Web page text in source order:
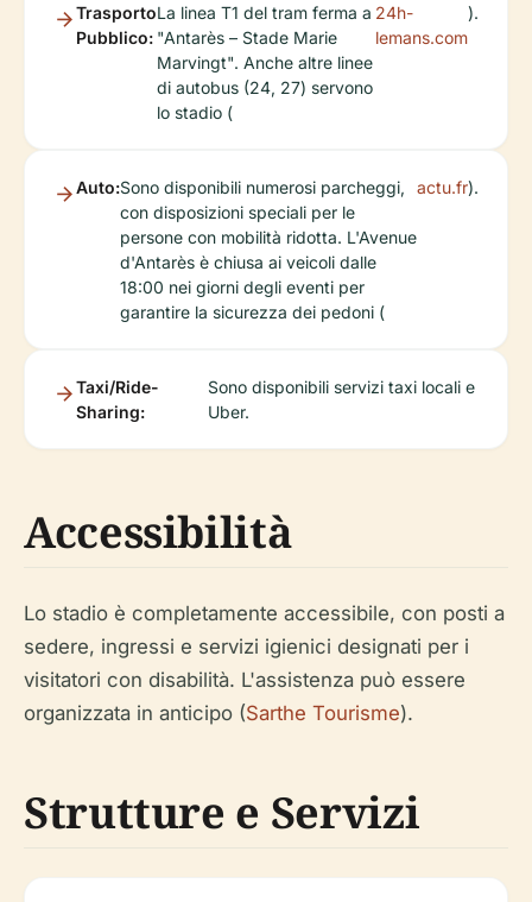
Trasporto
Pubblico:
La linea T1 del tram ferma a
"Antarès – Stade Marie
Marvingt". Anche altre linee
di autobus (24, 27) servono
lo stadio (
24h-
lemans.com
).
Auto:Sono disponibili numerosi parcheggi,
con disposizioni speciali per le
persone con mobilità ridotta. L'Avenue
d'Antarès è chiusa ai veicoli dalle
18:00 nei giorni degli eventi per
garantire la sicurezza dei pedoni (
actu.fr).
Taxi/Ride-
Sharing:
Sono disponibili servizi taxi locali e
Uber.
Accessibilità
Lo stadio è completamente accessibile, con posti a
sedere, ingressi e servizi igienici designati per i
visitatori con disabilità. L'assistenza può essere
organizzata in anticipo (Sarthe Tourisme).
Strutture e Servizi